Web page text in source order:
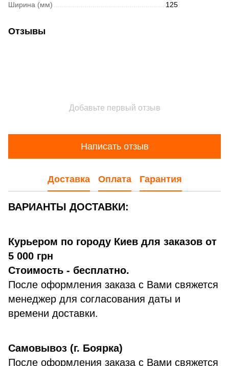
Ширина (мм) 125
Отзывы
Добавьте первый отзыв
Написать отзыв
Доставка Оплата Гарантия
ВАРИАНТЫ ДОСТАВКИ:
Курьером по городу Киев для заказов от
5 000 грн
Стоимость - бесплатно.
После оформления заказа с Вами свяжется
менеджер для согласования даты и
времени доставки.
Самовывоз (г. Боярка)
После оформления заказа с Вами свяжется